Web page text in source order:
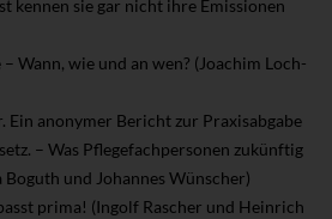
kennen sie gar nicht ihre Emissionen
Wann, wie und an wen? (Joachim Loch-
Ein anonymer Bericht zur Praxisabgabe
– Was Pflegefachpersonen zukünftig
und Johannes Wünscher)
prima! (Ingolf Rascher und Heinrich